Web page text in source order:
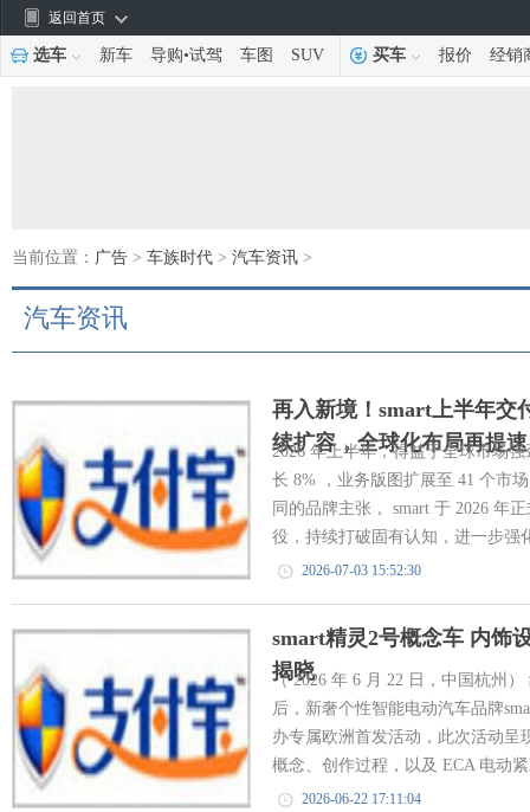
返回首页
选车 新车 导购•试驾 车图 SUV 买车 报价 经销
当前位置： 广告 > 车族时代 > 汽车资讯 >
汽车资讯
再入新境！smart上半年交
续扩容，全球化布局再提速
2026 年上半年，得益于全球市场
长 8% ，业务版图扩展至 41 个市
同的品牌主张， smart 于 2026 年
役，持续打破固有认知，进一步强
2026-07-03 15:52:30
smart精灵2号概念车 内饰
揭晓
（ 2026 年 6 月 22 日，中国杭州
后，新奢个性智能电动汽车品牌
办专属欧洲首发活动，此次活动呈
概念、创作过程，以及 ECA 电动
2026-06-22 17:11:04